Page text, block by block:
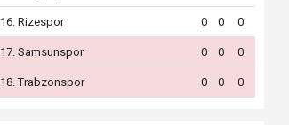
16. Rizespor 0 0 0
17. Samsunspor 0 0 0
18. Trabzonspor 0 0 0